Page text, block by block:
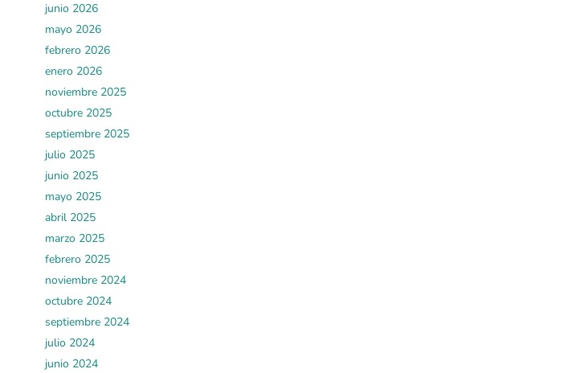
junio 2026
mayo 2026
febrero 2026
enero 2026
noviembre 2025
octubre 2025
septiembre 2025
julio 2025
junio 2025
mayo 2025
abril 2025
marzo 2025
febrero 2025
noviembre 2024
octubre 2024
septiembre 2024
julio 2024
junio 2024